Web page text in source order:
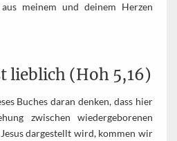
meinem und deinem Herzen
lieblich (Hoh 5,16)
Buches daran denken, dass hier
zwischen wiedergeborenen
dargestellt wird, kommen wir